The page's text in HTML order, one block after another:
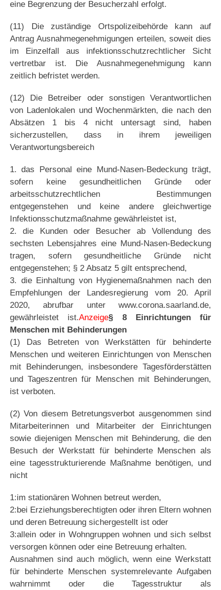
eine Begrenzung der Besucherzahl erfolgt.
(11) Die zuständige Ortspolizeibehörde kann auf
Antrag Ausnahmegenehmigungen erteilen, soweit dies
im Einzelfall aus infektionsschutzrechtlicher Sicht
vertretbar ist. Die Ausnahmegenehmigung kann
zeitlich befristet werden.
(12) Die Betreiber oder sonstigen Verantwortlichen
von Ladenlokalen und Wochenmärkten, die nach den
Absätzen 1 bis 4 nicht untersagt sind, haben
sicherzustellen, dass in ihrem jeweiligen
Verantwortungsbereich
1. das Personal eine Mund-Nasen-Bedeckung trägt,
sofern keine gesundheitlichen Gründe oder
arbeitsschutzrechtlichen Bestimmungen
entgegenstehen und keine andere gleichwertige
Infektionsschutzmaßnahme gewährleistet ist,
2. die Kunden oder Besucher ab Vollendung des
sechsten Lebensjahres eine Mund-Nasen-Bedeckung
tragen, sofern gesundheitliche Gründe nicht
entgegenstehen; § 2 Absatz 5 gilt entsprechend,
3. die Einhaltung von Hygienemaßnahmen nach den
Empfehlungen der Landesregierung vom 20. April
2020, abrufbar unter www.corona.saarland.de,
gewährleistet ist.Anzeige§ 8 Einrichtungen für
Menschen mit Behinderungen
(1) Das Betreten von Werkstätten für behinderte
Menschen und weiteren Einrichtungen von Menschen
mit Behinderungen, insbesondere Tagesförderstätten
und Tageszentren für Menschen mit Behinderungen,
ist verboten.
(2) Von diesem Betretungsverbot ausgenommen sind
Mitarbeiterinnen und Mitarbeiter der Einrichtungen
sowie diejenigen Menschen mit Behinderung, die den
Besuch der Werkstatt für behinderte Menschen als
eine tagesstrukturierende Maßnahme benötigen, und
nicht
1:im stationären Wohnen betreut werden,
2:bei Erziehungsberechtigten oder ihren Eltern wohnen
und deren Betreuung sichergestellt ist oder
3:allein oder in Wohngruppen wohnen und sich selbst
versorgen können oder eine Betreuung erhalten.
Ausnahmen sind auch möglich, wenn eine Werkstatt
für behinderte Menschen systemrelevante Aufgaben
wahrnimmt oder die Tagesstruktur als